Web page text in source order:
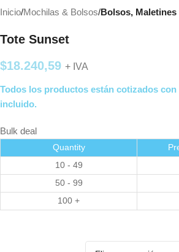
Inicio Mochilas & Bolsos Bolsos,
Tote Sunset
$18.240,59 + IVA
Todos los productos están cotizados
incluido.
Bulk deal
Quantity
10 - 49
50 - 99
100 +